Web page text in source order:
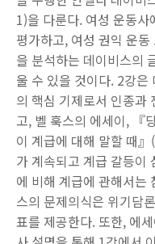
1)을 다룬다. 여성 운동
평가하고, 여성 권익 운
을 분석하는 데이비스의
울 수 있을 것이다. 2강은
의 핵심 기제로서 인종과
고, 벨 훅스의 에세이, 『
이 계급에 대해 말할 때
가 계속되고 계급 갈등이
에 비해 계급에 관해서는
스의 문제의식은 위기담
표를 제공한다. 또한, 에